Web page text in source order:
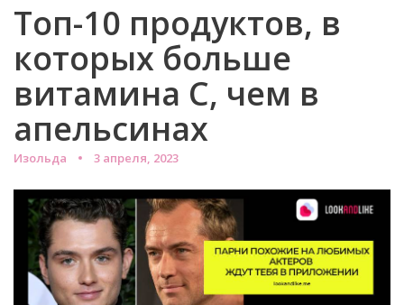
Топ-10 продуктов, в
которых больше
витамина C, чем в
апельсинах
Изольда 3 апреля, 2023